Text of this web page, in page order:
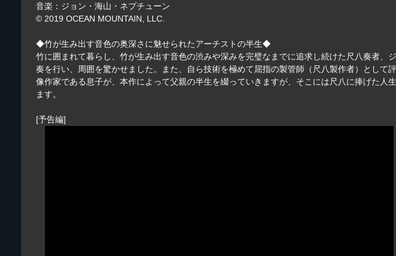
音楽：ジョン・海山・ネプチューン
©︎ 2019 OCEAN MOUNTAIN, LLC.
◆竹が生み出す音色の奥深さに魅せられたアーチストの半生◆
竹に囲まれて暮らし、竹が生み出す音色の渋みや深みを完璧なまでに追求し続けた尺八奏者
奏を行い、周囲を驚かせました。また、自ら技術を極めて屈指の製管師（尺八製作者）とし
像作家である息子が、本作によって父親の半生を綴っていきますが、そこには尺八に捧げた
ます。
[予告編]